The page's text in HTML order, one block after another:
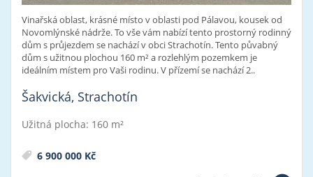
Vinařská oblast, krásné místo v oblasti pod Pálavou, kousek od
Novomlýnské nádrže. To vše vám nabízí tento prostorný rodinný
dům s průjezdem se nachází v obci Strachotín. Tento půvabný
dům s užitnou plochou 160 m² a rozlehlým pozemkem je
ideálním místem pro Vaši rodinu. V přízemí se nachází 2..
Šakvická, Strachotín
Užitná plocha: 160 m²
6 900 000 Kč